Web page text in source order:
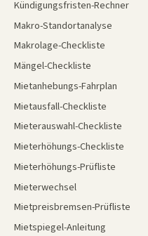
Kündigungsfristen-Rechner
Makro-Standortanalyse
Makrolage-Checkliste
Mängel-Checkliste
Mietanhebungs-Fahrplan
Mietausfall-Checkliste
Mieterauswahl-Checkliste
Mieterhöhungs-Checkliste
Mieterhöhungs-Prüfliste
Mieterwechsel
Mietpreisbremsen-Prüfliste
Mietspiegel-Anleitung